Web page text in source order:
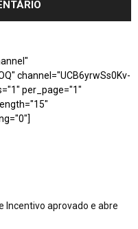
channel="UCB6yrwSs0Kv-
per_page="1"
Incentivo aprovado e abre